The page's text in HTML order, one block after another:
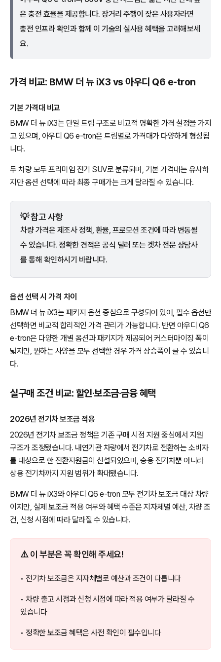
은 충전 효율을 제공합니다. 장거리 주행이 잦은 사용자라면
충전 인프라 확인과 함께 이 기술의 실사용 혜택을 고려해보세
요.
가격 비교: BMW 더 뉴 iX3 vs 아우디 Q6 e-tron
기본 가격대 비교
BMW 더 뉴 iX3는 단일 트림 구조로 비교적 명확한 가격 설정을 가지
고 있으며, 아우디 Q6 e-tron은 트림별로 가격대가 다양하게 형성됩
니다.
두 차량 모두 프리미엄 전기 SUV로 분류되며, 기본 가격대는 유사하
지만 옵션 선택에 따라 최종 구매가는 크게 달라질 수 있습니다.
💡 참고 사항
차량 가격은 제조사 정책, 환율, 프로모션 조건에 따라 변동될
수 있습니다. 정확한 견적은 공식 딜러 또는 겟차 전문 상담사
를 통해 확인하시기 바랍니다.
옵션 선택 시 가격 차이
BMW 더 뉴 iX3는 패키지 옵션 중심으로 구성되어 있어, 필수 옵션만
선택하면 비교적 합리적인 가격 관리가 가능합니다. 반면 아우디 Q6
e-tron은 다양한 개별 옵션과 패키지가 제공되어 커스터마이징 폭이
넓지만, 원하는 사양을 모두 선택할 경우 가격 상승폭이 클 수 있습니
다.
실구매 조건 비교: 할인·보조금·금융 혜택
2026년 전기차 보조금 적용
2026년 전기차 보조금 정책은 기존 구매 시점 지원 중심에서 지원
구조가 조정됐습니다. 내연기관 차량에서 전기차로 전환하는 소비자
를 대상으로 한 전환지원금이 신설되었으며, 승용 전기차뿐 아니라
상용 전기차까지 지원 범위가 확대됐습니다.
BMW 더 뉴 iX3와 아우디 Q6 e-tron 모두 전기차 보조금 대상 차량
이지만, 실제 보조금 적용 여부와 혜택 수준은 지자체별 예산, 차량 조
건, 신청 시점에 따라 달라질 수 있습니다.
⚠️ 이 부분은 꼭 확인해 주세요!
• 전기차 보조금은 지자체별로 예산과 조건이 다릅니다
• 차량 출고 시점과 신청 시점에 따라 적용 여부가 달라질 수
있습니다
• 정확한 보조금 혜택은 사전 확인이 필수입니다